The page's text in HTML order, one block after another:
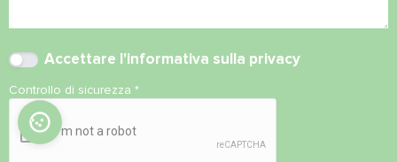
Accettare l'informativa sulla privacy
Controllo di sicurezza *